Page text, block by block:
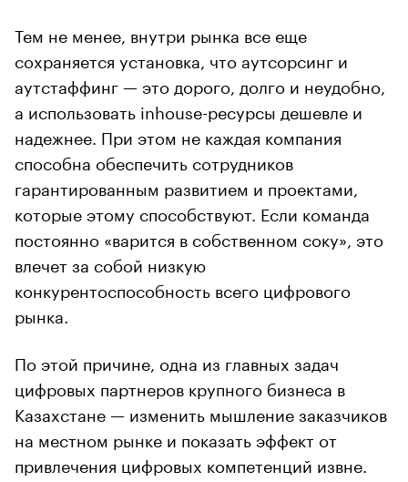
Тем не менее, внутри рынка все еще
сохраняется установка, что аутсорсинг и
аутстаффинг — это дорого, долго и неудобно,
а использовать inhouse-ресурсы дешевле и
надежнее. При этом не каждая компания
способна обеспечить сотрудников
гарантированным развитием и проектами,
которые этому способствуют. Если команда
постоянно «варится в собственном соку», это
влечет за собой низкую
конкурентоспособность всего цифрового
рынка.
По этой причине, одна из главных задач
цифровых партнеров крупного бизнеса в
Казахстане — изменить мышление заказчиков
на местном рынке и показать эффект от
привлечения цифровых компетенций извне.